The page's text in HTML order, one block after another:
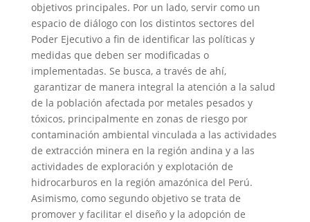
objetivos principales. Por un lado, servir como un
espacio de diálogo con los distintos sectores del
Poder Ejecutivo a fin de identificar las políticas y
medidas que deben ser modificadas o
implementadas. Se busca, a través de ahí,
garantizar de manera integral la atención a la salud
de la población afectada por metales pesados y
tóxicos, principalmente en zonas de riesgo por
contaminación ambiental vinculada a las actividades
de extracción minera en la región andina y a las
actividades de exploración y explotación de
hidrocarburos en la región amazónica del Perú.
Asimismo, como segundo objetivo se trata de
promover y facilitar el diseño y la adopción de